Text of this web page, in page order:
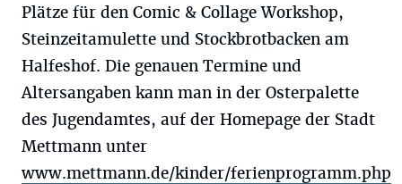
Plätze für den Comic & Collage Workshop,
Steinzeitamulette und Stockbrotbacken am
Halfeshof. Die genauen Termine und
Altersangaben kann man in der Osterpalette
des Jugendamtes, auf der Homepage der Stadt
Mettmann unter
www.mettmann.de/kinder/ferienprogramm.php